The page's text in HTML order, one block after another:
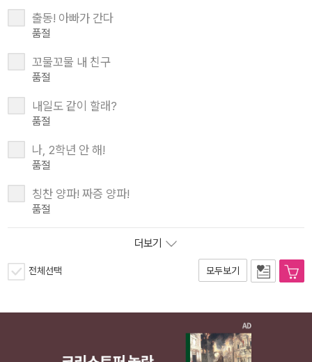
출동! 아빠가 간다
품절
꼬물꼬물 내 친구
품절
내일도 같이 할래?
품절
나, 2학년 안 해!
품절
칭찬 양파! 짜증 양파!
품절
더보기
전체선택 모두보기